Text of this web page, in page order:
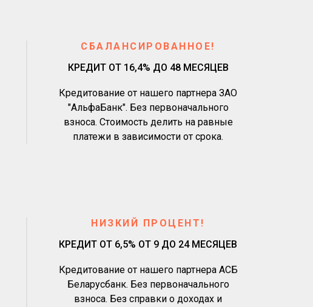
СБАЛАНСИРОВАННОЕ!
КРЕДИТ ОТ 16,4% ДО 48 МЕСЯЦЕВ
Кредитование от нашего партнера ЗАО
"АльфаБанк". Без первоначального
взноса. Стоимость делить на равные
платежи в зависимости от срока.
НИЗКИЙ ПРОЦЕНТ!
КРЕДИТ ОТ 6,5% ОТ 9 ДО 24 МЕСЯЦЕВ
Кредитование от нашего партнера АСБ
Беларусбанк. Без первоначального
взноса. Без справки о доходах и